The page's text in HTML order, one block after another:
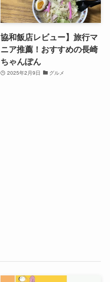
協和飯店レビュー】旅行マ
ニア推薦！おすすめの長崎
ちゃんぽん
2025年2月9日 グルメ